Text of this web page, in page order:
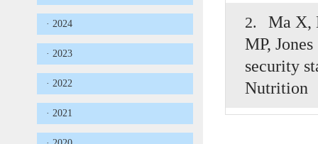
· 2024
· 2023
· 2022
· 2021
2.
Ma X,
MP,
security
Nutrition